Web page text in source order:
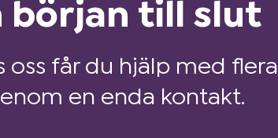
början till slut
oss får du hjälp med flera
en enda kontakt.